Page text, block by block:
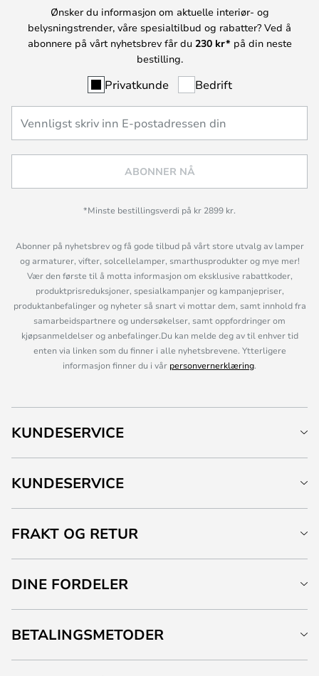
Ønsker du informasjon om aktuelle interiør- og
belysningstrender, våre spesialtilbud og rabatter? Ved å
abonnere på vårt nyhetsbrev får du 230 kr* på din neste
bestilling.
Privatkunde Bedrift
ABONNER NÅ
*Minste bestillingsverdi på kr 2899 kr.
Abonner på nyhetsbrev og få gode tilbud på vårt store utvalg av lamper
og armaturer, vifter, solcellelamper, smarthusprodukter og mye mer!
Vær den første til å motta informasjon om eksklusive rabattkoder,
produktprisreduksjoner, spesialkampanjer og kampanjepriser,
produktanbefalinger og nyheter så snart vi mottar dem, samt innhold fra
samarbeidspartnere og undersøkelser, samt oppfordringer om
kjøpsanmeldelser og anbefalinger.Du kan melde deg av til enhver tid
enten via linken som du finner i alle nyhetsbrevene. Ytterligere
informasjon finner du i vår personvernerklæring.
KUNDESERVICE
KUNDESERVICE
FRAKT OG RETUR
DINE FORDELER
BETALINGSMETODER